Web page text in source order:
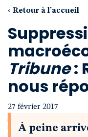
‹ Retour à l'accueil
Tribune:
nous
27 février 2017
À peine